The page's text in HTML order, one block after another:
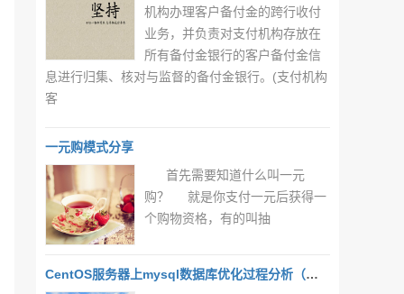
机构办理客户备付金的跨行收付
业务，并负责对支付机构存放在
所有备付金银行的客户备付金信
息进行归集、核对与监督的备付金银行。(支付机构
客
一元购模式分享
首先需要知道什么叫一元
购？ 就是你支付一元后获得一
个购物资格，有的叫抽
CentOS服务器上mysql数据库优化过程分析（一）